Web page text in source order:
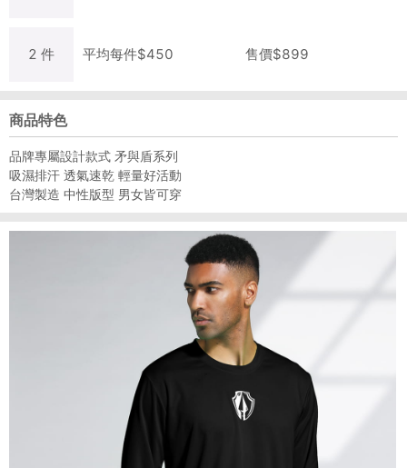
2 件 平均每件$450 售價$899
商品特色
品牌專屬設計款式 矛與盾系列
吸濕排汗 透氣速乾 輕量好活動